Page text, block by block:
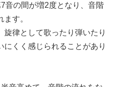
音の間が増2度となり、音階
す。
律として歌ったり弾いたり
くく感じられることがあり